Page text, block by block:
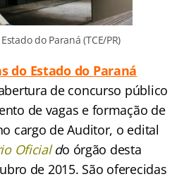
do Paraná (TCE/PR)
do Estado do Paraná
de concurso público
de vagas e formação de
cargo de Auditor, o edital
Oficialdo órgão desta
de 2015. São oferecidas